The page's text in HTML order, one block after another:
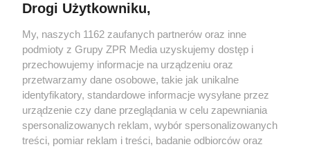
Drogi Użytkowniku,
My, naszych 1162 zaufanych partnerów oraz inne
podmioty z Grupy ZPR Media uzyskujemy dostęp i
przechowujemy informacje na urządzeniu oraz
przetwarzamy dane osobowe, takie jak unikalne
identyfikatory, standardowe informacje wysyłane przez
urządzenie czy dane przeglądania w celu zapewniania
spersonalizowanych reklam, wybór spersonalizowanych
treści, pomiar reklam i treści, badanie odbiorców oraz